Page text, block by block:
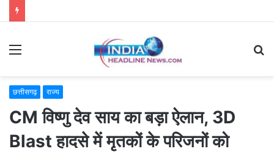
Menu
छत्तीसगढ़ राज्य
CM विष्णु देव साय का बड़ा ऐलान, 3D
Blast हादसे में मृतकों के परिजनों को